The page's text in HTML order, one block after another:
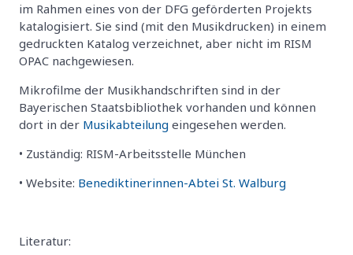
im Rahmen eines von der DFG geförderten Projekts
katalogisiert. Sie sind (mit den Musikdrucken) in einem
gedruckten Katalog verzeichnet, aber nicht im RISM
OPAC nachgewiesen.
Mikrofilme der Musikhandschriften sind in der
Bayerischen Staatsbibliothek vorhanden und können
dort in der Musikabteilung eingesehen werden.
• Zuständig: RISM-Arbeitsstelle München
• Website: Benediktinerinnen-Abtei St. Walburg
Literatur: